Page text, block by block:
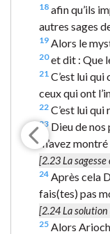
18 afin qu’ils
autres sages
19 Alors le
20et dit : Que
21 C’est lui
ceux qui ont
22 C’est lui
23 Dieu de nos
m’avez
[2.23La
24 Après cela
fais(tes) pas
[2.24La solution
25 Alors